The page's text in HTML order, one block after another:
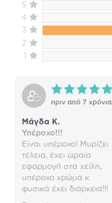
5
4
3
2
1
πριν από 7 χρόνια
Μάγδα Κ.
Υπέροχο!!!
Είναι υπέροχο! Μυρίζει
τέλεια, έχει ωραία
εφαρμογή στα χείλη,
υπέροχο χρώμα κ
φυσικά έχει διάρκεια!!!